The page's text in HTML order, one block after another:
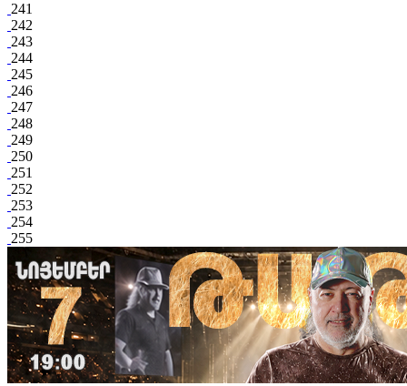
241
242
243
244
245
246
247
248
249
250
251
252
253
254
255